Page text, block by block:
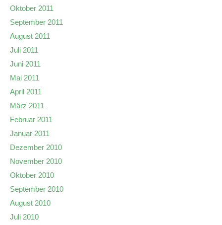
Oktober 2011
September 2011
August 2011
Juli 2011
Juni 2011
Mai 2011
April 2011
März 2011
Februar 2011
Januar 2011
Dezember 2010
November 2010
Oktober 2010
September 2010
August 2010
Juli 2010